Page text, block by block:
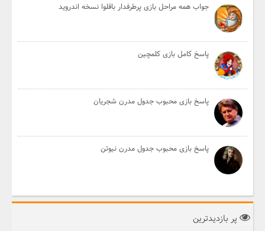
جواب همه مراحل بازی پرطرفدار باقلوا نسخه اندروید
پاسخ کامل بازی کلمچین
پاسخ بازی محبوب جدول مدرن شجریان
پاسخ بازی محبوب جدول مدرن نیوتن
پر بازدیدترین